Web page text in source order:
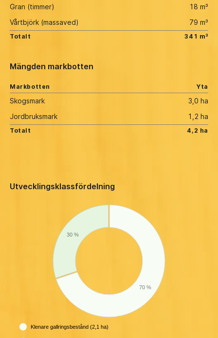
Gran (timmer)
18 m³
Vårtbjörk (massaved)
79 m³
Totalt 341 m³
Mängden markbotten
Markbotten Yta
Skogsmark
3,0 ha
Jordbruksmark
1,2 ha
Totalt 4,2 ha
Utvecklingsklassfördelning
70 %
30 %
Klenare gallringsbestånd (2,1 ha)